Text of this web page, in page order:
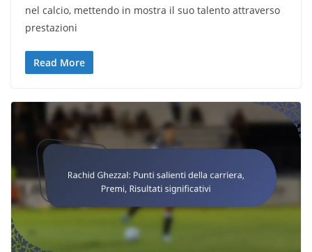
nel calcio, mettendo in mostra il suo talento attraverso
prestazioni
Read More